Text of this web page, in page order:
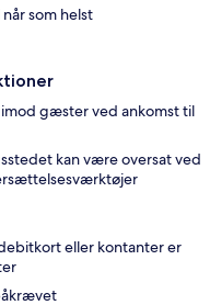
som helst
gæster ved ankomst til
kan være oversat ved
eller kontanter er